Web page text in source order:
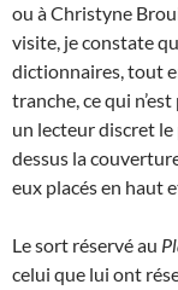
ou à Christyne
visite, je constate
dictionnaires, tout
tranche, ce qui
un lecteur discret le
dessus la
eux placés en haut
Le sort réservé au
celui que lui ont